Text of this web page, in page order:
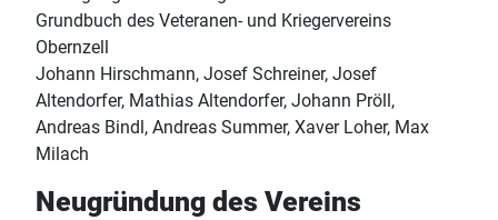
Grundbuch des Veteranen- und Kriegervereins
Obernzell
Johann Hirschmann, Josef Schreiner, Josef
Altendorfer, Mathias Altendorfer, Johann Pröll,
Andreas Bindl, Andreas Summer, Xaver Loher, Max
Milach
Neugründung des Vereins